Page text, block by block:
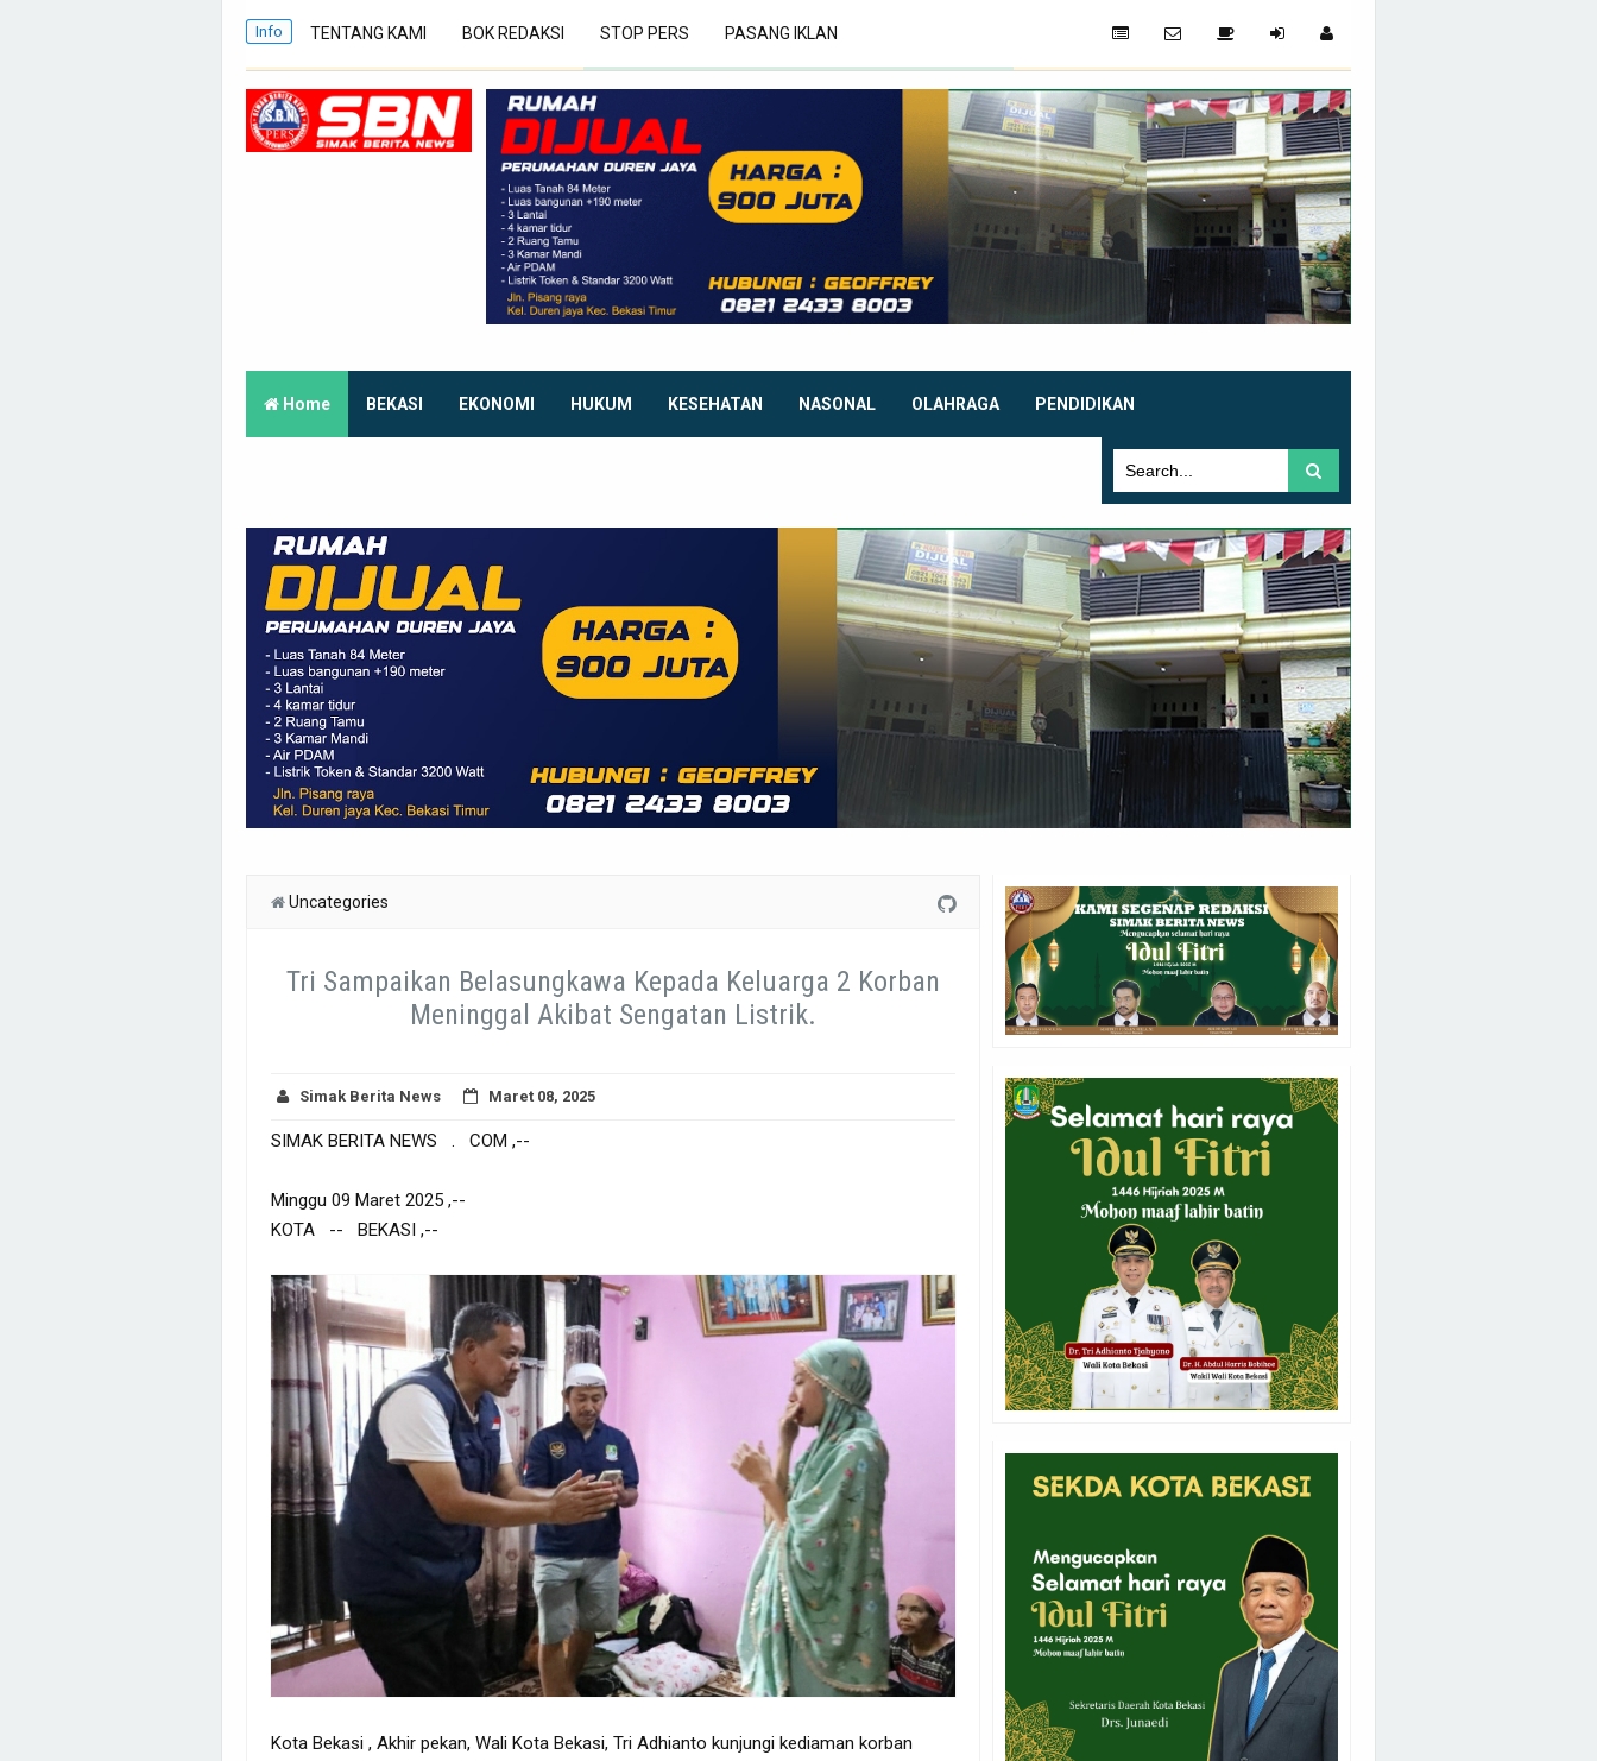
Info TENTANG KAMI BOK REDAKSI STOP PERS PASANG IKLAN
Home BEKASI EKONOMI HUKUM KESEHATAN NASONAL OLAHRAGA PENDIDIKAN
Uncategories
Tri Sampaikan Belasungkawa Kepada Keluarga 2 Korban
Meninggal Akibat Sengatan Listrik.
Simak Berita News Maret 08, 2025
SIMAK BERITA NEWS . COM ,--
Minggu 09 Maret 2025 ,--
KOTA -- BEKASI ,--
Kota Bekasi , Akhir pekan, Wali Kota Bekasi, Tri Adhianto kunjungi kediaman korban